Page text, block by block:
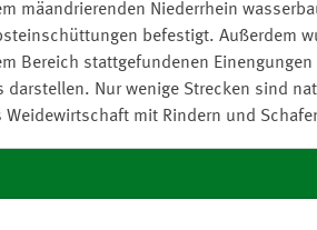
mäandrierenden Niederrhein
befestigt. Außerdem
Bereich stattgefundenen
Nur wenige Strecken sind
mit Rindern und